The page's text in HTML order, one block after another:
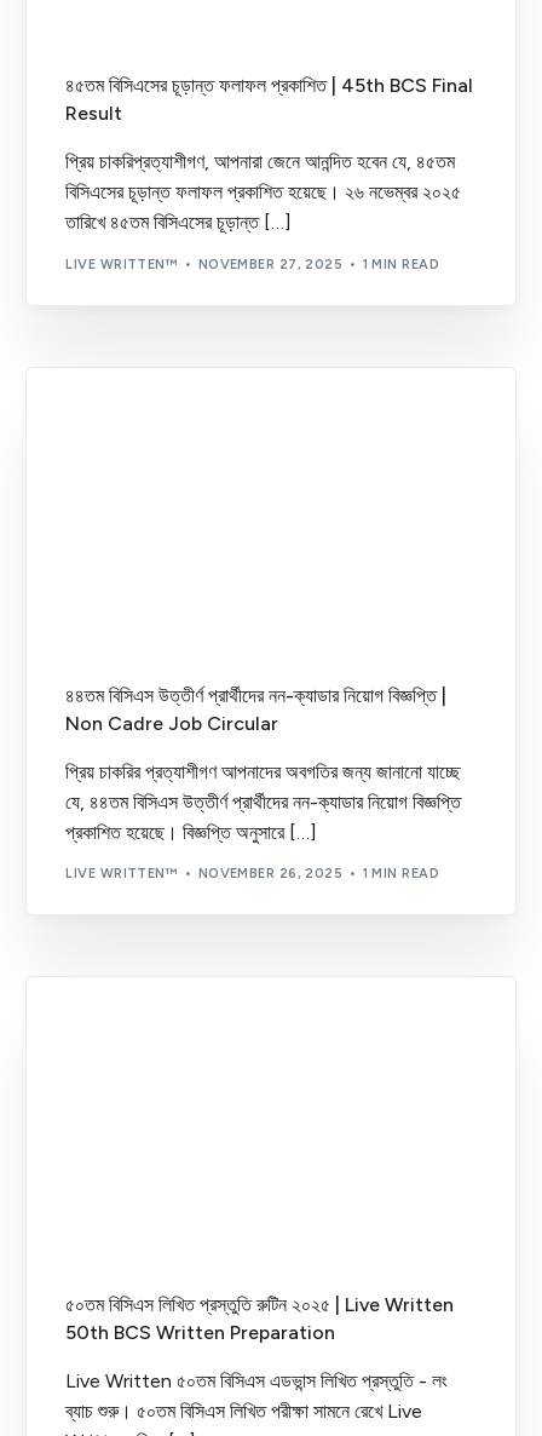
৪৫তম বিসিএসের চূড়ান্ত ফলাফল প্রকাশিত | 45th BCS Final
Result
প্রিয় চাকরিপ্রত্যাশীগণ, আপনারা জেনে আনন্দিত হবেন যে, ৪৫তম
বিসিএসের চূড়ান্ত ফলাফল প্রকাশিত হয়েছে। ২৬ নভেম্বর ২০২৫
তারিখে ৪৫তম বিসিএসের চূড়ান্ত […]
LIVE WRITTEN™ NOVEMBER 27, 2025 1 MIN READ
৪৪তম বিসিএস উত্তীর্ণ প্রার্থীদের নন-ক্যাডার নিয়োগ বিজ্ঞপ্তি |
Non Cadre Job Circular
প্রিয় চাকরির প্রত্যাশীগণ আপনাদের অবগতির জন্য জানানো যাচ্ছে
যে, ৪৪তম বিসিএস উত্তীর্ণ প্রার্থীদের নন-ক্যাডার নিয়োগ বিজ্ঞপ্তি
প্রকাশিত হয়েছে। বিজ্ঞপ্তি অনুসারে […]
LIVE WRITTEN™ NOVEMBER 26, 2025 1 MIN READ
৫০তম বিসিএস লিখিত প্রস্তুতি রুটিন ২০২৫ | Live Written
50th BCS Written Preparation
Live Written ৫০তম বিসিএস এডভান্স লিখিত প্রস্তুতি - লং
ব্যাচ শুরু। ৫০তম বিসিএস লিখিত পরীক্ষা সামনে রেখে Live